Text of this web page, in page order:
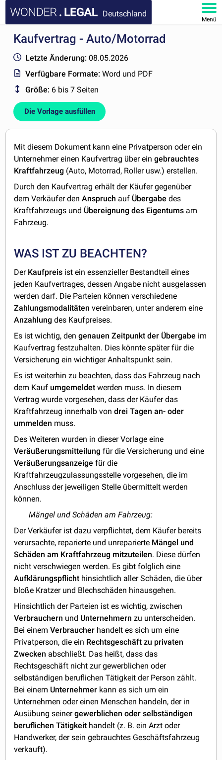
Deutschland
Menü
HOMEPAGE
DOKUMENTE
FAQ
KONTAKT
MEIN KONTO
Kaufvertrag - Auto/Motorrad
Letzte Änderung: 08.05.2026
Verfügbare Formate:Word und PDF
Größe: 6 bis 7 Seiten
Die Vorlage ausfüllen
Mit diesem Dokument kann eine Privatperson oder ein
Unternehmer einen Kaufvertrag über eingebrauchtes
Kraftfahrzeug (Auto, Motorrad, Roller usw.) erstellen.
Durch den Kaufvertrag erhält der Käufer gegenüber
dem Verkäufer denAnspruch auf Übergabe des
Kraftfahrzeugs und Übereignung des Eigentums am
Fahrzeug.
WAS IST ZU BEACHTEN?
Der Kaufpreis ist ein essenzieller Bestandteil eines
jeden Kaufvertrages, dessen Angabe nicht ausgelassen
werden darf. Die Parteien können verschiedene
Zahlungsmodalitäten vereinbaren, unter anderem eine
Anzahlung des Kaufpreises.
Es ist wichtig, dengenauen Zeitpunkt der Übergabe im
Kaufvertrag festzuhalten. Dies könnte später für die
Versicherung ein wichtiger Anhaltspunkt sein.
Es ist weiterhin zu beachten, dass das Fahrzeug nach
dem Kauf umgemeldet werden muss. In diesem
Vertrag wurde vorgesehen, dass der Käufer das
Kraftfahrzeug innerhalb vondrei Tagen an- oder
ummelden muss.
Des Weiteren wurden in dieser Vorlage eine
Veräußerungsmitteilung für die Versicherung und eine
Veräußerungsanzeige für die
Kraftfahrzeugzulassungsstelle vorgesehen, die im
Anschluss der jeweiligen Stelle übermittelt werden
können.
Mängel und Schäden am Fahrzeug:
Der Verkäufer ist dazu verpflichtet, dem Käufer bereits
verursachte, reparierte und unreparierte Mängel und
Schäden am Kraftfahrzeug mitzuteilen. Diese dürfen
nicht verschwiegen werden. Es gibt folglich eine
Aufklärungspflicht hinsichtlich aller Schäden, die über
bloße Kratzer und Blechschäden hinausgehen.
Hinsichtlich der Parteien ist es wichtig, zwischen
Verbrauchern und Unternehmern zu unterscheiden.
Bei einemVerbraucher handelt es sich um eine
Privatperson, die ein Rechtsgeschäft zu privaten
Zwecken abschließt. Das heißt, dass das
Rechtsgeschäft nicht zur gewerblichen oder
selbständigen beruflichen Tätigkeit der Person zählt.
Bei einem Unternehmer kann es sich um ein
Unternehmen oder einen Menschen handeln, der in
Ausübung seinergewerblichen oder selbständigen
beruflichen Tätigkeit handelt (z. B. ein Arzt oder
Handwerker, der sein gebrauchtes Geschäftsfahrzeug
verkauft).